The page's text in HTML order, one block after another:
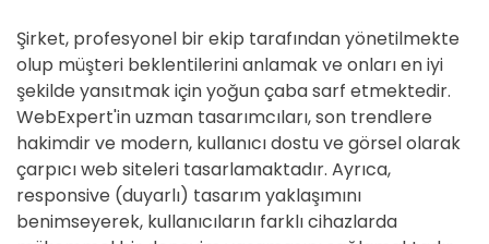
Şirket, profesyonel bir ekip tarafından yönetilmekte
olup müşteri beklentilerini anlamak ve onları en iyi
şekilde yansıtmak için yoğun çaba sarf etmektedir.
WebExpert'in uzman tasarımcıları, son trendlere
hakimdir ve modern, kullanıcı dostu ve görsel olarak
çarpıcı web siteleri tasarlamaktadır. Ayrıca,
responsive (duyarlı) tasarım yaklaşımını
benimseyerek, kullanıcıların farklı cihazlarda